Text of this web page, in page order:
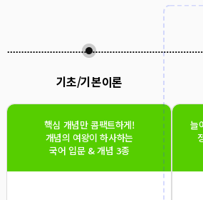
기초/기본이론
핵심 개념만 콤팩트하게!
개념의 여왕이 하사하는
국어 입문 & 개념 3종
늘